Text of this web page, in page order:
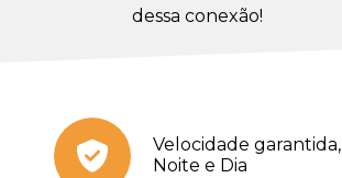
dessa conexão!
Velocidade garantida,
Noite e Dia